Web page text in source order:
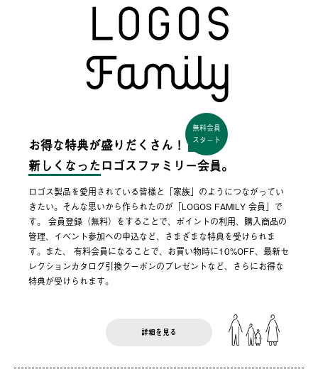
お得な特典が盛りだくさん！
無料会員
スタート
新しくなった ロゴスファミリー会員。
ロゴス製品を愛用されている皆様と「家族」のようにつながってい
きたい。そんな思いから作られたのが「LOGOS FAMILY 会員」で
す。 会員登録（無料）をすることで、ポイントの利用、購入商品の
管理、イベント参加への申込など、さまざまな特典を受けられま
す。また、 有料会員になることで、お買い物時に10%OFF、最新セ
レクションカタログ引換クーポンのプレゼントなど、さらにお得な
特典が受けられます。
詳細を見る